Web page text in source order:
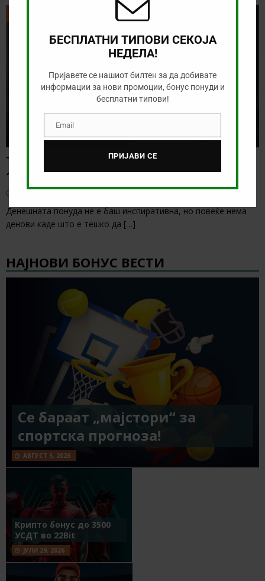
Тикет на денот (понеделник,
10.08.2026)
август 10, 2026
Денешната понуда не е баш инспиративна, но повеќе нема
денови каде што е тешко да […]
НАЈНОВИ БОНУС ВЕСТИ
Се бараат „мајстори“ за
спортска прогноза!
АВГУСТ 5, 2026
Крипто бонус до 3500
УСДТ во 22Bit
ЈУЛИ 29, 2026
БЕСПЛАТНИ ТИПОВИ СЕКОЈА
НЕДЕЛА!
Пријавете се нашиот билтен за да добивате
информации за нови промоции, бонус понуди и
бесплатни типови!
EmailEmail
ПРИЈАВИ СЕ